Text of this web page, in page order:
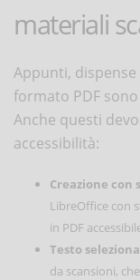
materiali
Appunti,
formato PDF
Anche questi
accessibilità:
Creazione
LibreOffice con
in PDF
Testo
da scansioni,